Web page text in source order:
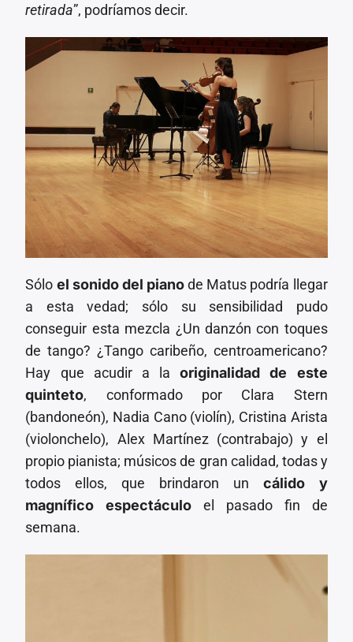
retirada”, podríamos decir.
Sólo el sonido del pianode Matus podría llegar
a esta vedad; sólo su sensibilidad pudo
conseguir esta mezcla ¿Un danzón con toques
de tango? ¿Tango caribeño, centroamericano?
Hay que acudir a laoriginalidad de este
quinteto, conformado por Clara Stern
(bandoneón), Nadia Cano (violín), Cristina Arista
(violonchelo), Alex Martínez (contrabajo) y el
propio pianista; músicos de gran calidad, todas y
todos ellos, que brindaron un cálido y
magnífico espectáculo el pasado fin de
semana.